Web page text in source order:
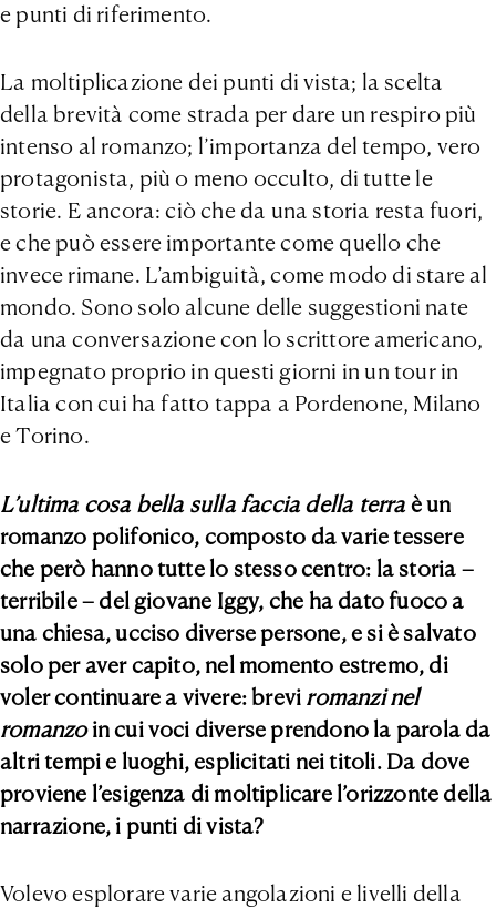
e punti di riferimento.
La moltiplicazione dei punti di vista; la scelta
della brevità come strada per dare un respiro più
intenso al romanzo; l’importanza del tempo, vero
protagonista, più o meno occulto, di tutte le
storie. E ancora: ciò che da una storia resta fuori,
e che può essere importante come quello che
invece rimane. L’ambiguità, come modo di stare al
mondo. Sono solo alcune delle suggestioni nate
da una conversazione con lo scrittore americano,
impegnato proprio in questi giorni in un tour in
Italia con cui ha fatto tappa a Pordenone, Milano
e Torino.
L’ultima cosa bella sulla faccia della terraè un
romanzo polifonico, composto da varie tessere
che però hanno tutte lo stesso centro: la storia –
terribile – del giovane Iggy, che ha dato fuoco a
una chiesa, ucciso diverse persone, e si è salvato
solo per aver capito, nel momento estremo, di
voler continuare a vivere: brevi romanzi nel
romanzoin cui voci diverse prendono la parola da
altri tempi e luoghi, esplicitati nei titoli. Da dove
proviene l’esigenza di moltiplicare l’orizzonte della
narrazione, i punti di vista?
Volevo esplorare varie angolazioni e livelli della